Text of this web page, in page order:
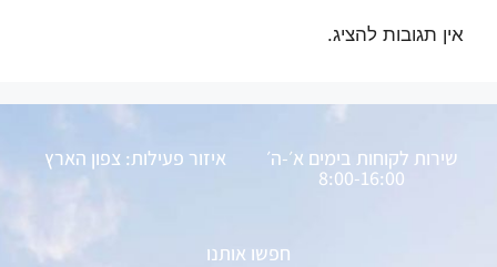
אין תגובות להציג.
שירות לקוחות בימים א׳-ה׳
8:00-16:00
איזור פעילות: צפון הארץ
חפשו אותנו